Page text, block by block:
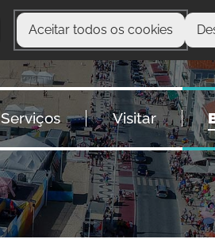
Aceitar todos os cookies
O
Serviços Visitar